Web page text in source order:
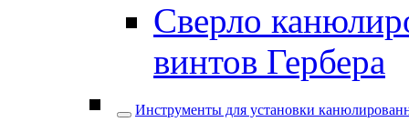
Сверло
винтов Гербера
Инструменты для установки